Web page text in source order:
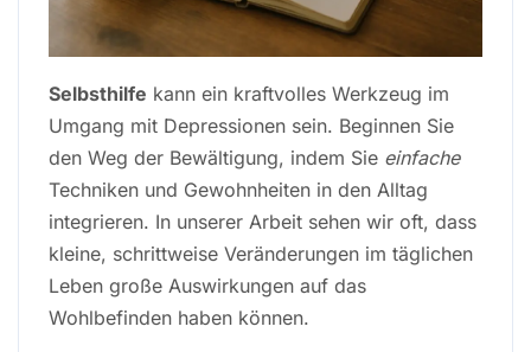
Selbsthilfe kann ein kraftvolles Werkzeug im
Umgang mit Depressionen sein. Beginnen Sie
den Weg der Bewältigung, indem Sie einfache
Techniken und Gewohnheiten in den Alltag
integrieren. In unserer Arbeit sehen wir oft, dass
kleine, schrittweise Veränderungen im täglichen
Leben große Auswirkungen auf das
Wohlbefinden haben können.